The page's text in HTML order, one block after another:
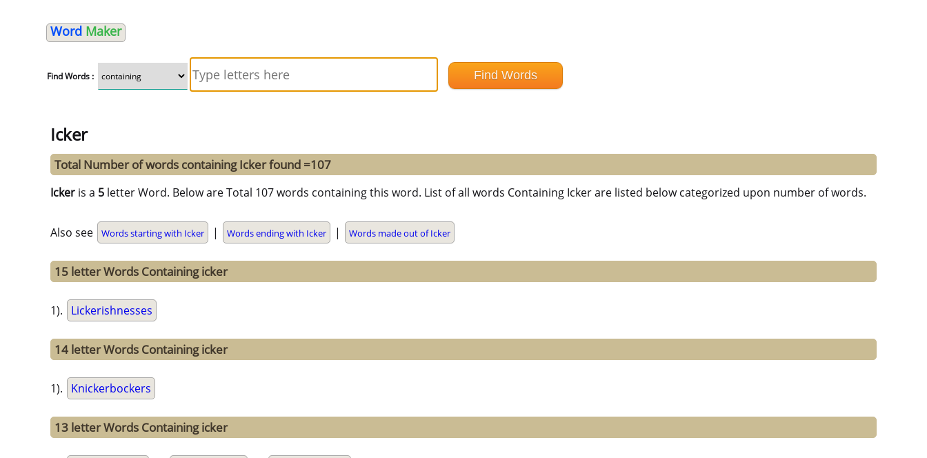
Word Maker
Find Words :
Icker
Total Number of words containing Icker found =107
Icker is a 5 letter Word. Below are Total 107 words containing this word. List of all words Containing Icker are listed below categorized upon number of words.
Also see Words starting with Icker | Words ending with Icker | Words made out of Icker
15 letter Words Containing icker
1). Lickerishnesses
14 letter Words Containing icker
1). Knickerbockers
13 letter Words Containing icker